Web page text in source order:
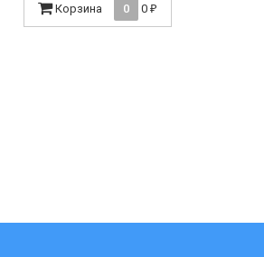
Корзина 0 0 ₽